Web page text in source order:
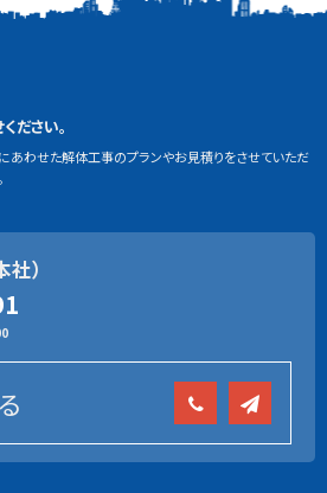
ださい。
あわせた解体工事のプランやお見積りをさせていただ
社）